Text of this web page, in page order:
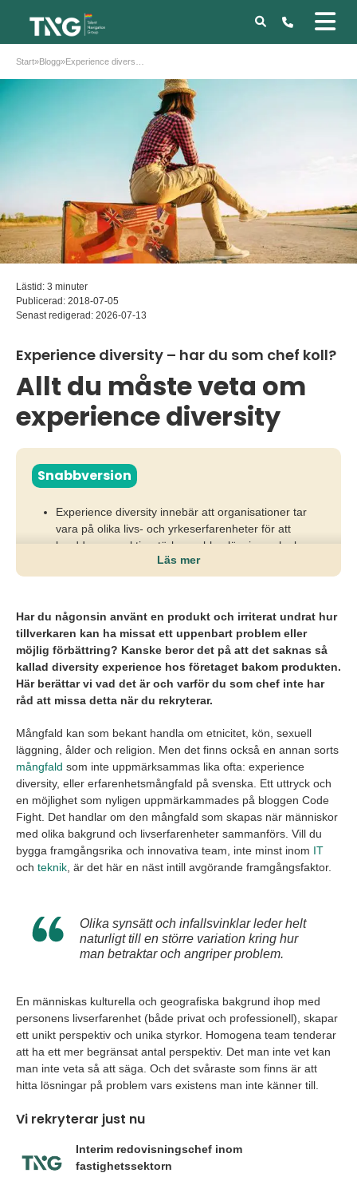
Start»Blogg»
Lästid: 3 minuter
Publicerad: 2018-07-05
Senast redigerad: 2026-07-13
Experience diversity – har du som chef koll?
Allt du måste veta om
experience diversity
Snabbversion
Experience diversity innebär att organisationer tar
vara på olika livs- och yrkeserfarenheter för att
bredda perspektiv, stärka problemlösning och skapa
likadant, missa innovation och fatta sämre beslut i en
föränderlig omvärld.
Organisationer behöver rekrytera kompetensbaserat,
utmana snäva kravprofiler och värdera potential och
erfarenhet lika högt som formell bakgrund.
Läs mer
Har du någonsin använt en produkt och irriterat undrat hur
tillverkaren kan ha missat ett uppenbart problem eller
möjlig förbättring? Kanske beror det på att det saknas så
kallad diversity experience hos företaget bakom produkten.
Här berättar vi vad det är och varför du som chef inte har
råd att missa detta när du rekryterar.
Mångfald kan som bekant handla om etnicitet, kön, sexuell
läggning, ålder och religion. Men det finns också en annan sorts
mångfald som inte uppmärksammas lika ofta: experience
diversity, eller erfarenhetsmångfald på svenska. Ett uttryck och
en möjlighet som nyligen uppmärkammades på bloggen Code
Fight. Det handlar om den mångfald som skapas när människor
med olika bakgrund och livserfarenheter sammanförs. Vill du
bygga framgångsrika och innovativa team, inte minst inom IT
och teknik, är det här en näst intill avgörande framgångsfaktor.
Olika synsätt och infallsvinklar leder helt
naturligt till en större variation kring hur
man betraktar och angriper problem.
En människas kulturella och geografiska bakgrund ihop med
personens livserfarenhet (både privat och professionell), skapar
ett unikt perspektiv och unika styrkor. Homogena team tenderar
att ha ett mer begränsat antal perspektiv. Det man inte vet kan
man inte veta så att säga. Och det svåraste som finns är att
hitta lösningar på problem vars existens man inte känner till.
Vi rekryterar just nu
Interim redovisningschef inom
fastighetssektorn